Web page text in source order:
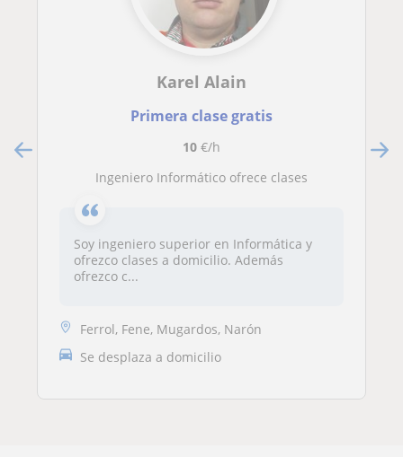
Karel Alain
Primera clase gratis
10€/h
Ingeniero Informático ofrece clases
Soy ingeniero superior en Informática y
ofrezco clases a domicilio. Además
ofrezco c...
Ferrol, Fene, Mugardos, Narón
Se desplaza a domicilio